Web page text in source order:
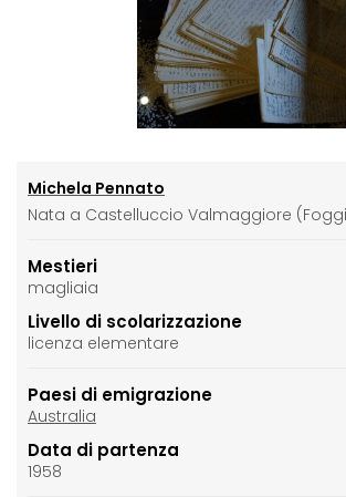
Michela Pennato
Nata a Castelluccio Valmaggiore
Mestieri
magliaia
Livello di scolarizzazione
licenza elementare
Paesi di emigrazione
Australia
Data di partenza
1958